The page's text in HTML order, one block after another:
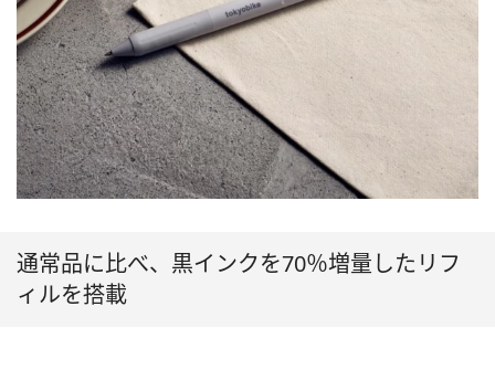
通常品に比べ、黒インクを70％増量したリフ
ィルを搭載